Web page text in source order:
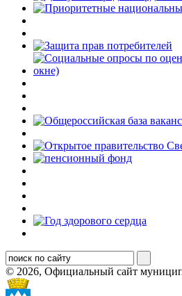
© 2026, Официальный сайт